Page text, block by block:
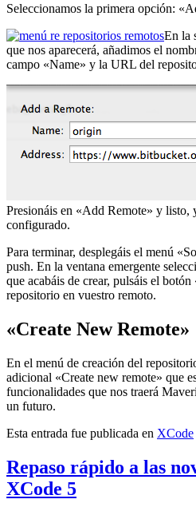
Seleccionamos la primera opción:
En la
que nos aparecerá, añadimos el
campo «Name» y la URL del
Presionáis en «Add Remote» y listo,
configurado.
Para terminar, desplegáis el menú
push. En la ventana emergente
que acabáis de crear, pulsáis el
repositorio en vuestro remoto.
«Create New Remote»
En el menú de creación del
adicional «Create new remote» que
funcionalidades que nos traerá
un futuro.
Esta entrada fue publicada en XCode
Repaso rápido a las
XCode 5